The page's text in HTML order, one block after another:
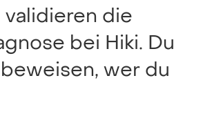
validieren die
bei Hiki. Du
wer du